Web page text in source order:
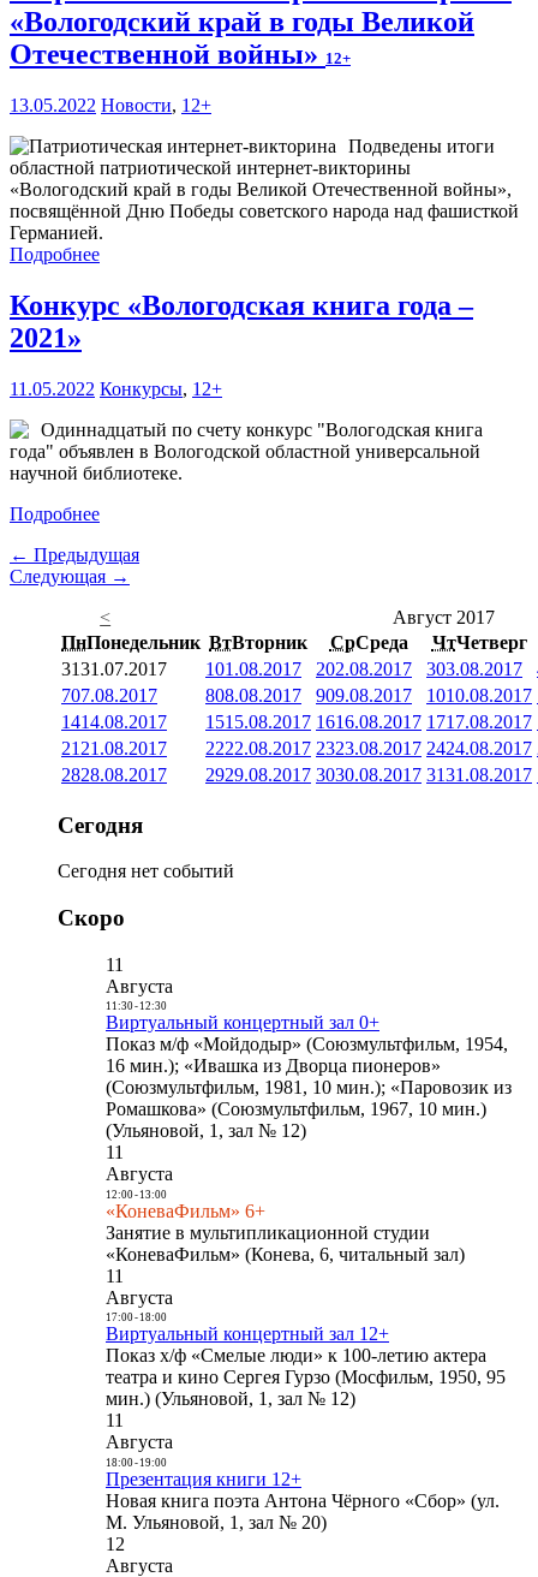
«Вологодский край в годы Великой
Отечественной войны» 12+
13.05.2022 Новости, 12+
Подведены итоги
областной патриотической интернет-викторины
«Вологодский край в годы Великой Отечественной войны»,
посвящённой Дню Победы советского народа над фашисткой
Германией.
Подробнее
Конкурс «Вологодская книга года –
2021»
11.05.2022 Конкурсы, 12+
Одиннадцатый по счету конкурс "Вологодская книга
года" объявлен в Вологодской областной универсальной
научной библиотеке.
Подробнее
← Предыдущая
Следующая →
<
Август 2017
ПнПонедельник ВтВторник СрСреда ЧтЧетверг
3131.07.2017 101.08.2017 202.08.2017 303.08.2017
707.08.2017 808.08.2017 909.08.2017 1010.08.2017
1414.08.2017 1515.08.2017 1616.08.2017 1717.08.2017
21 21.08.2017 2222.08.2017 2323.08.2017 2424.08.2017
2828.08.2017 2929.08.2017 3030.08.2017 3131.08.2017
Сегодня
Сегодня нет событий
Скоро
11
Августа
11:30- 12:30
Виртуальный концертный зал 0+
Показ м/ф «Мойдодыр» (Союзмультфильм, 1954,
16 мин.); «Ивашка из Дворца пионеров»
(Союзмультфильм, 1981, 10 мин.); «Паровозик из
Ромашкова» (Союзмультфильм, 1967, 10 мин.)
(Ульяновой, 1, зал № 12)
11
Августа
12:00- 13:00
«КоневаФильм» 6+
Занятие в мультипликационной студии
«КоневаФильм» (Конева, 6, читальный зал)
11
Августа
17:00- 18:00
Виртуальный концертный зал 12+
Показ х/ф «Смелые люди» к 100-летию актера
театра и кино Сергея Гурзо (Мосфильм, 1950, 95
мин.) (Ульяновой, 1, зал № 12)
11
Августа
18:00- 19:00
Презентация книги 12+
Новая книга поэта Антона Чёрного «Сбор» (ул.
М. Ульяновой, 1, зал № 20)
12
Августа